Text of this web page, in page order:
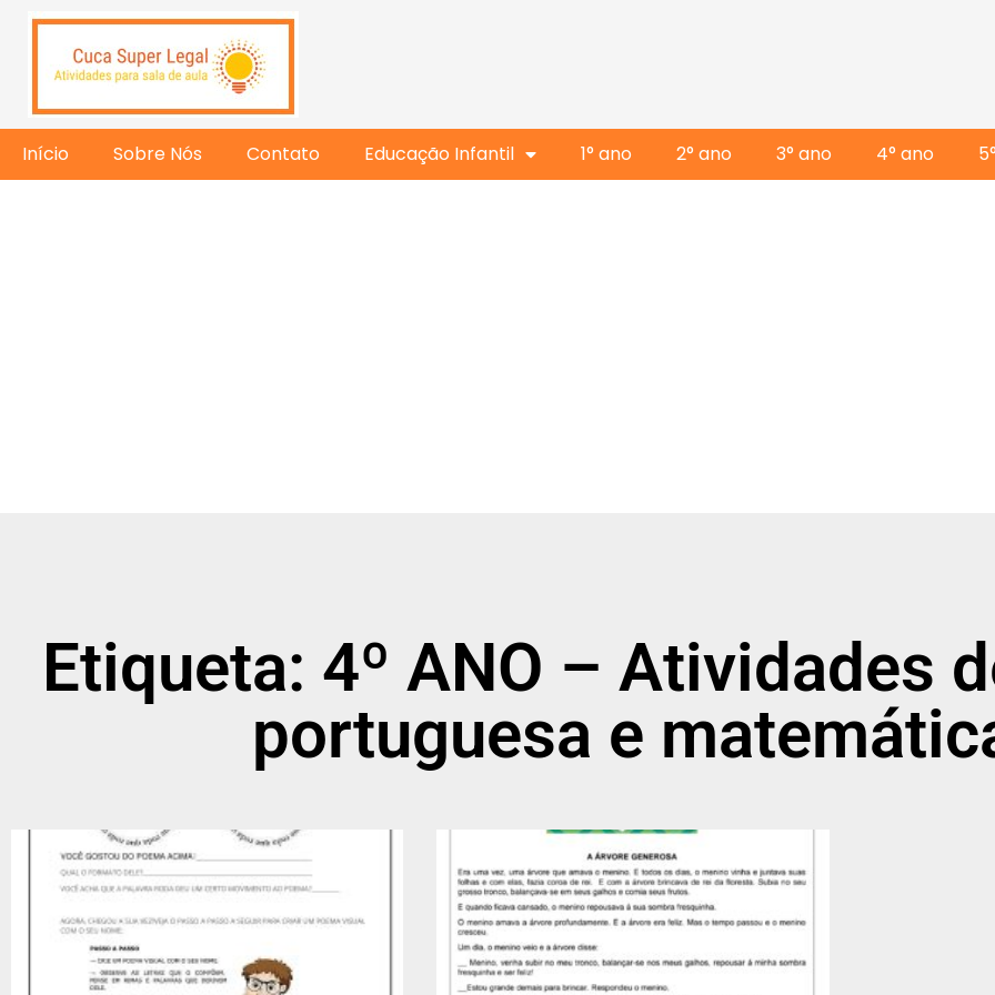
Início Sobre Nós Contato Educação Infantil 1° ano 2° ano 3° ano 4° ano
Etiqueta: 4º ANO – Atividades
portuguesa e